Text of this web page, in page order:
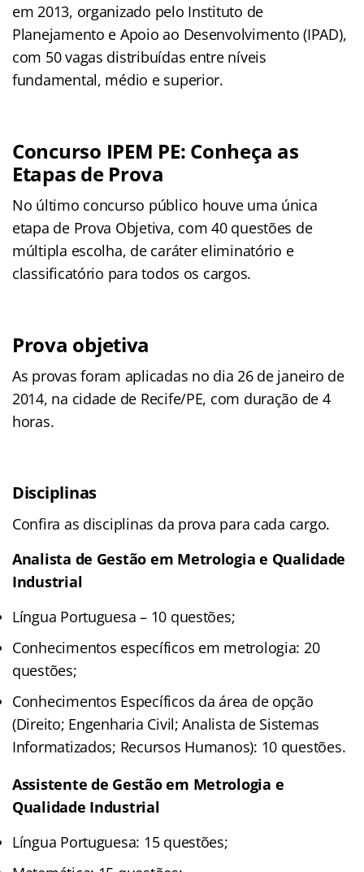
em 2013, organizado pelo Instituto de
Planejamento e Apoio ao Desenvolvimento (IPAD),
com 50 vagas distribuídas entre níveis
fundamental, médio e superior.
Concurso IPEM PE: Conheça as
Etapas de Prova
No último concurso público houve uma única
etapa de Prova Objetiva, com 40 questões de
múltipla escolha, de caráter eliminatório e
classificatório para todos os cargos.
Prova objetiva
As provas foram aplicadas no dia 26 de janeiro de
2014, na cidade de Recife/PE, com duração de 4
horas.
Disciplinas
Confira as disciplinas da prova para cada cargo.
Analista de Gestão em Metrologia e Qualidade
Industrial
Língua Portuguesa – 10 questões;
Conhecimentos específicos em metrologia: 20
questões;
Conhecimentos Específicos da área de opção
(Direito; Engenharia Civil; Analista de Sistemas
Informatizados; Recursos Humanos): 10 questões.
Assistente de Gestão em Metrologia e
Qualidade Industrial
Língua Portuguesa: 15 questões;